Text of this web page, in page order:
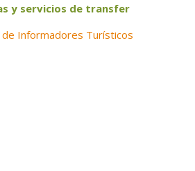
y servicios de transfer
de Informadores Turísticos